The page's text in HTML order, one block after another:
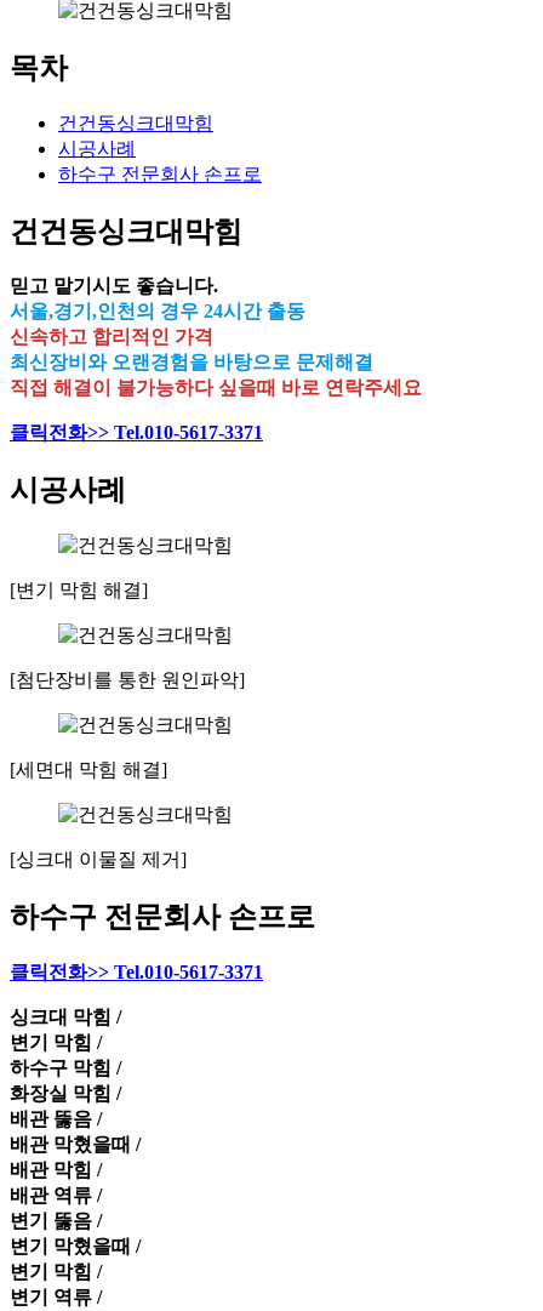
목차
건건동싱크대막힘
시공사례
하수구 전문회사 손프로
건건동싱크대막힘
믿고 맡기시도 좋습니다.
서울,경기,인천의 경우 24시간 출동
신속하고 합리적인 가격
최신장비와 오랜경험을 바탕으로 문제해결
직접 해결이 불가능하다 싶을때 바로 연락주세요
클릭전화>> Tel.010-5617-3371
시공사례
[변기 막힘 해결]
[첨단장비를 통한 원인파악]
[세면대 막힘 해결]
[싱크대 이물질 제거]
하수구 전문회사 손프로
클릭전화>> Tel.010-5617-3371
싱크대 막힘 /
변기 막힘 /
하수구 막힘 /
화장실 막힘 /
배관 뚫음 /
배관 막혔을때 /
배관 막힘 /
배관 역류 /
변기 뚫음 /
변기 막혔을때 /
변기 막힘 /
변기 역류 /